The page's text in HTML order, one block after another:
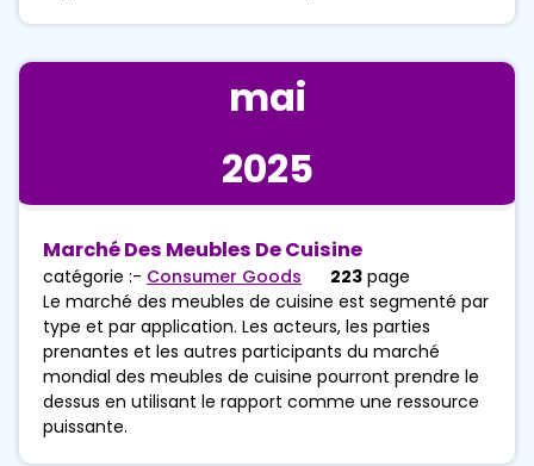
mai
2025
Marché Des Meubles De Cuisine
catégorie :- Consumer Goods 223 page
Le marché des meubles de cuisine est segmenté par
type et par application. Les acteurs, les parties
prenantes et les autres participants du marché
mondial des meubles de cuisine pourront prendre le
dessus en utilisant le rapport comme une ressource
puissante.